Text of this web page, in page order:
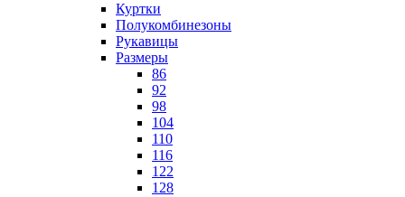
Куртки
Полукомбинезоны
Рукавицы
Размеры
86
92
98
104
110
116
122
128